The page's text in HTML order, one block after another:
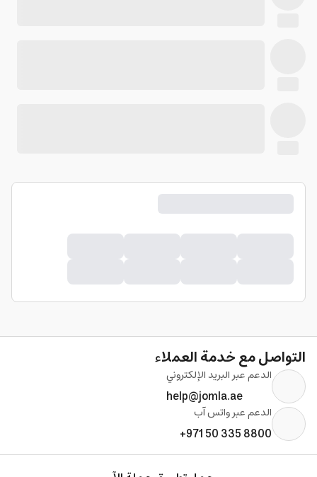
التواصل مع خدمة العملاء
الدعم عبر البريد الإلكتروني
help@jomla.ae
الدعم عبر واتس آب
+971 50 335 8800